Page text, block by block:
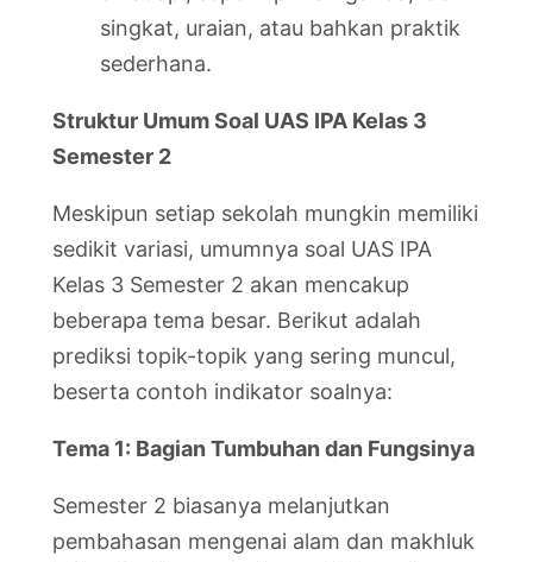
singkat, uraian, atau bahkan praktik
sederhana.
Struktur Umum Soal UAS IPA Kelas 3
Semester 2
Meskipun setiap sekolah mungkin memiliki
sedikit variasi, umumnya soal UAS IPA
Kelas 3 Semester 2 akan mencakup
beberapa tema besar. Berikut adalah
prediksi topik-topik yang sering muncul,
beserta contoh indikator soalnya:
Tema 1: Bagian Tumbuhan dan Fungsinya
Semester 2 biasanya melanjutkan
pembahasan mengenai alam dan makhluk